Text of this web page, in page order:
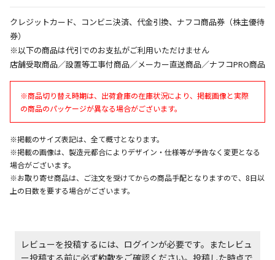
は、休業明けからの出荷対応となります。
設置工事代金も含まれた商品です
お見積商品です。金額・施工日はお打ち合わせの上、
決定となります。
お見積商品です。金額・施工日はお打ち合わせの上、
決定となります。
クレジットカード、コンビニ決済、代金引換、ナフコ商品券（株主優待
券）
※以下の商品は代引でのお支払がご利用いただけません
店舗受取商品／設置等工事付商品／メーカー直送商品／ナフコPRO商品
※商品切り替え時期は、出荷倉庫の在庫状況により、掲載画像と実際
の商品のパッケージが異なる場合がございます。
※掲載のサイズ表記は、全て概寸となります。
※掲載の画像は、製造元都合によりデザイン・仕様等が予告なく変更となる
場合がございます。
※お取り寄せ商品は、ご注文を受けてからの商品手配となりますので、8日以
上の日数を要する場合がございます。
レビューを投稿するには、ログインが必要です。またレビュ
ー投稿する前に必ず約款をご確認ください。投稿した時点で